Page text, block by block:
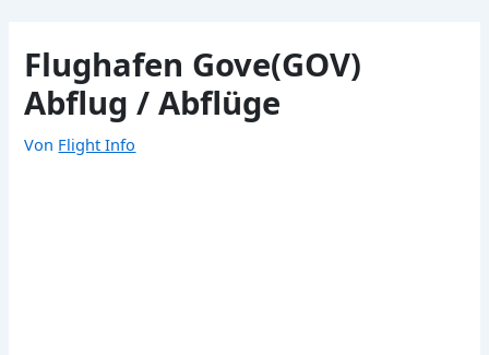
Flughafen Gove(GOV)
Abflug / Abflüge
Von Flight Info